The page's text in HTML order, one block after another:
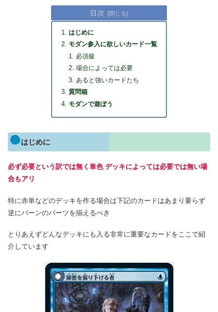
目次
はじめに
モダン参入に欲しいカード一覧
必須級
場合によっては必要
あると強いカードたち
質問箱
モダンで遊ぼう
はじめに
必ず必要という訳では無く単色 デッキによっては必要では無い場
合もアリ
特に赤単などのデッキを作る場合は下記のカードはあまり要らず
逆にバーンのパーツを揃えるべき
とりあえずどんなデッキにも入る非常に重要なカードをここで紹
介しています